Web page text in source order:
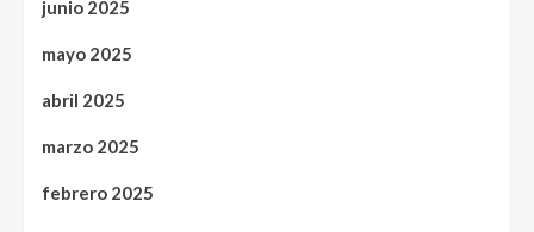
junio 2025
mayo 2025
abril 2025
marzo 2025
febrero 2025